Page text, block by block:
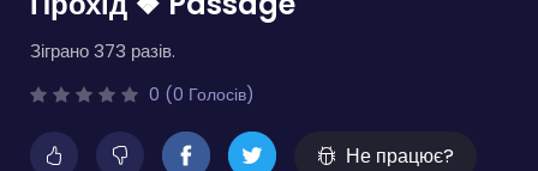
Зіграно 373 разів.
0 (0 Голосів)
Не працює?